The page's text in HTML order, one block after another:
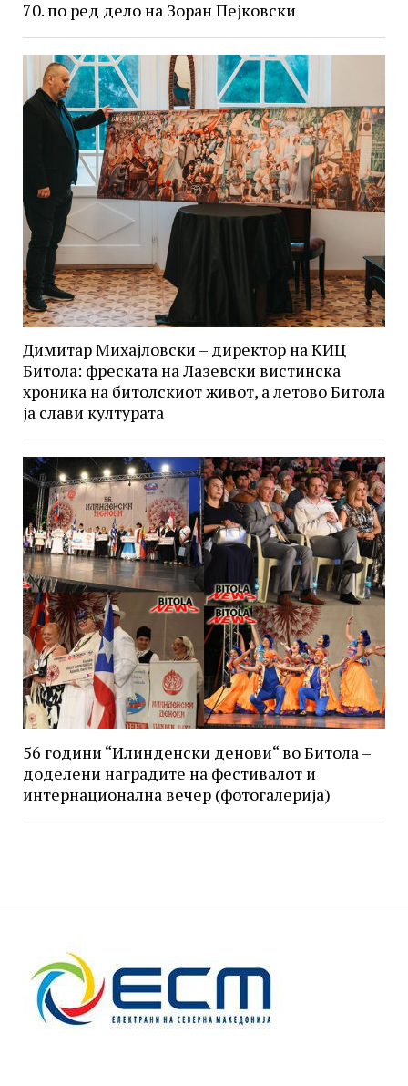
70. по ред дело на Зоран Пејковски
Димитар Михајловски – директор на КИЦ
Битола: фреската на Лазевски вистинска
хроника на битолскиот живот, а летово Битола
ја слави културата
56 години “Илинденски денови“ во Битола –
доделени наградите на фестивалот и
интернационална вечер (фотогалерија)